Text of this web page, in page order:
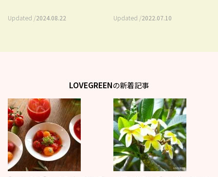
Updated /2024.08.22 Updated /2022.07.10
LOVEGREENの新着記事